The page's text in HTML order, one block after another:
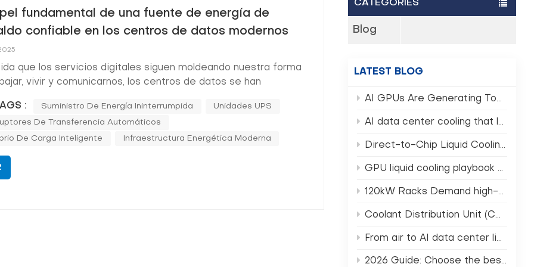
CATEGORIES
Blog
LATEST BLOG
AI GPUs Are Generating Too Much Heat — Can Traditional Data Centers Still Survive? (AI GPU Rack Cooling)
AI data center cooling that lowers PUE and TCO
Direct-to-Chip Liquid Cooling in 2026 What Operators Must Know
GPU liquid cooling playbook for NVIDIA Rubin era clusters
120kW Racks Demand high-density data center cooling Not Air
Coolant Distribution Unit (CDU) selection for AI HPC racks
From air to AI data center liquid cooling in 2026
2026 Guide: Choose the best CDU for data center AI racks
fundamental de una fuente de energía de
confiable en los centros de datos modernos
que los servicios digitales siguen moldeando nuestra forma
vivir y comunicarnos, los centros de datos se han
plataformas en la nube, inteligencia artificial,
en línea o comunicaci...
: Suministro De Energía Ininterrumpida Unidades UPS
De Transferencia Automáticos
De Carga Inteligente Infraestructura Energética Moderna